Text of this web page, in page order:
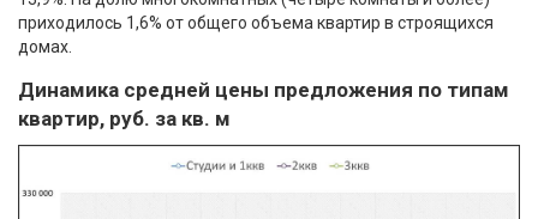
приходилось 1,6% от общего объема квартир в строящихся
домах.
Динамика средней цены предложения по типам
квартир, руб. за кв. м